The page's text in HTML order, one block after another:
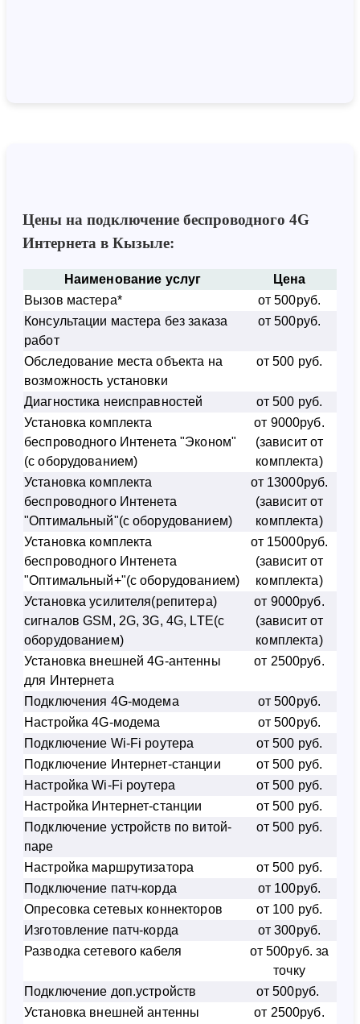
Цены на подключение беспроводного 4G
Интернета в Кызыле:
Наименование услуг
Цена
Вызов мастера*
от 500руб.
Консультации мастера без заказа
работ
от 500руб.
Обследование места объекта на
возможность установки
от 500 руб.
Диагностика неисправностей
от 500 руб.
Установка комплекта
беспроводного Интенета "Эконом"
(с оборудованием)
от 9000руб.
(зависит от
комплекта)
Установка комплекта
беспроводного Интенета
"Оптимальный"(с оборудованием)
от 13000руб.
(зависит от
комплекта)
Установка комплекта
беспроводного Интенета
"Оптимальный+"(с оборудованием)
от 15000руб.
(зависит от
комплекта)
Установка усилителя(репитера)
сигналов GSM, 2G, 3G, 4G, LTE(с
оборудованием)
от 9000руб.
(зависит от
комплекта)
Установка внешней 4G-антенны
для Интернета
от 2500руб.
Подключения 4G-модема
от 500руб.
Настройка 4G-модема
от 500руб.
Подключение Wi-Fi роутера
от 500 руб.
Подключение Интернет-станции
от 500 руб.
Настройка Wi-Fi роутера
от 500 руб.
Настройка Интернет-станции
от 500 руб.
Подключение устройств по витой-
паре
от 500 руб.
Настройка маршрутизатора
от 500 руб.
Подключение патч-корда
от 100руб.
Опресовка сетевых коннекторов
от 100 руб.
Изготовление патч-корда
от 300руб.
Разводка сетевого кабеля
от 500руб. за
точку
Подключение доп.устройств
от 500руб.
Установка внешней антенны
от 2500руб.